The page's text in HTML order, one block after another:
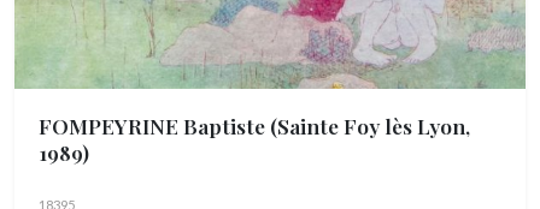
FOMPEYRINE Baptiste (Sainte Foy lès Lyon,
1989)
18395